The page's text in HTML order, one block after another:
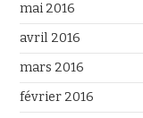
mai 2016
avril 2016
mars 2016
février 2016